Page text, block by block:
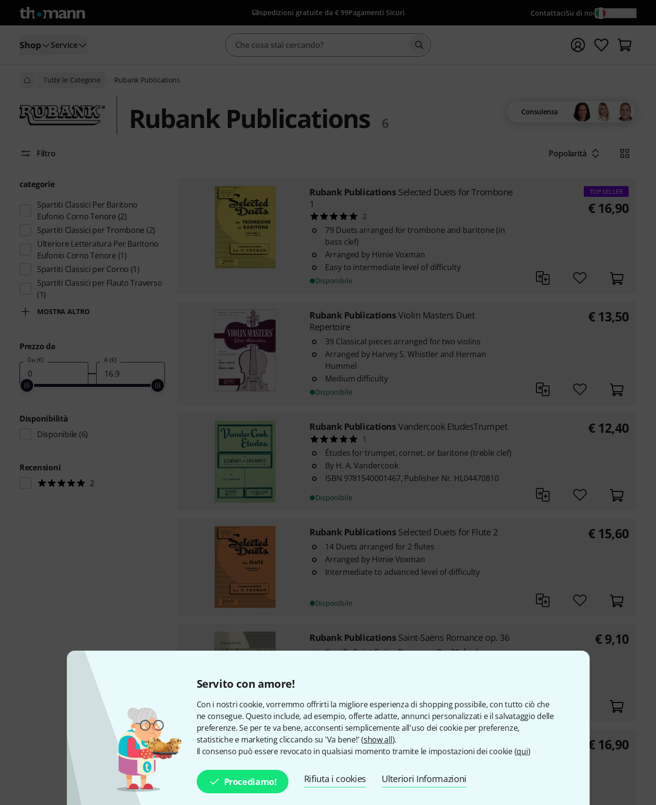
Servito con amore!
Con i nostri cookie, vorremmo offrirti la migliore esperienza di shopping possibile, con tutto ciò che
ne consegue. Questo include, ad esempio, offerte adatte, annunci personalizzati e il salvataggio delle
preferenze. Se per te va bene, acconsenti semplicemente all'uso dei cookie per preferenze,
statistiche e marketing cliccando su 'Va bene!' (show all).
Il consenso può essere revocato in qualsiasi momento tramite le impostazioni dei cookie (qui)
Procediamo! Rifiuta i cookies Ulteriori Informazioni
spedizioni gratuite da € 99Pagamenti Sicuri ContattaciSu di noi
Shop Service Avviare la ricerca con il termine di ricerca {searchTerm}
Tutte le Categorie Rubank Publications
Rubank Publications 6
Consulenza
Filtro Popolarità
categorie
Spartiti Classici Per Baritono
Eufonio Corno Tenore (2)
Spartiti Classici per Trombone (2)
Ulteriore Letteratura Per Baritono
Eufonio Corno Tenore (1)
Spartiti Classici per Corno (1)
Spartiti Classici per Flauto Traverso
(1)
MOSTRA ALTRO
Prezzo da
Da (€) A (€)
Disponibilità
Disponibile (6)
Recensioni
2
Rubank Publications Selected Duets for Trombone
1
2
79 Duets arranged for trombone and baritone (in
bass clef)
Arranged by Himie Voxman
Easy to intermediate level of difficulty
Disponibile
TOP SELLER
€ 16,90
Rubank Publications Violin Masters Duet
Repertoire
39 Classical pieces arranged for two violins
Arranged by Harvey S. Whistler and Herman
Hummel
Medium difficulty
Disponibile
€ 13,50
Rubank Publications Vandercook EtudesTrumpet
1
Études for trumpet, cornet, or baritone (treble clef)
By H. A. Vandercook
ISBN 9781540001467, Publisher Nr. HL04470810
Disponibile
€ 12,40
Rubank Publications Selected Duets for Flute 2
14 Duets arranged for 2 flutes
Arranged by Himie Voxman
Intermediate to advanced level of difficulty
Disponibile
€ 15,60
Rubank Publications Saint-Saëns Romance op. 36
Camille Saint-Saëns Romance, Op. 36, for horn
Disponibile
€9,10
Rubank Publications
2
bass clef)
€ 16,90